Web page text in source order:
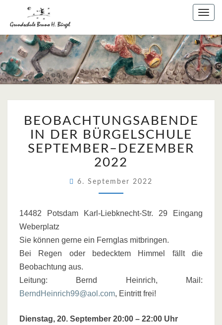
content
IN
DER
BÜRGELSCHULE
SEPTEMBER–
DEZEMBER
BEOBACHTUNGSABENDE
IN DER BÜRGELSCHULE
SEPTEMBER–DEZEMBER
2022
6. September 2022
14482 Potsdam Karl-Liebknecht-Str. 29 Eingang
Weberplatz
Sie können gerne ein Fernglas mitbringen.
Bei Regen oder bedecktem Himmel fällt die
Beobachtung aus.
Leitung: Bernd Heinrich, Mail:
BerndHeinrich99@aol.com, Eintritt frei!
Dienstag, 20. September 20:00 – 22:00 Uhr